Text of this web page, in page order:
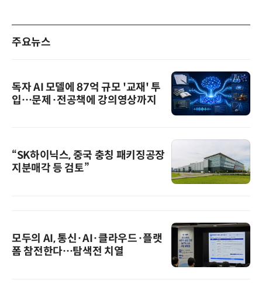
주요뉴스
독자 AI 모델에 87억 규모 '교재' 투
입…문제·전공책에 강의영상까지
“SK하이닉스, 중국 충칭 패키징공장
지분매각 등 검토”
모두의 AI, 통신·AI·클라우드·플랫
폼 참전한다…탐색전 치열